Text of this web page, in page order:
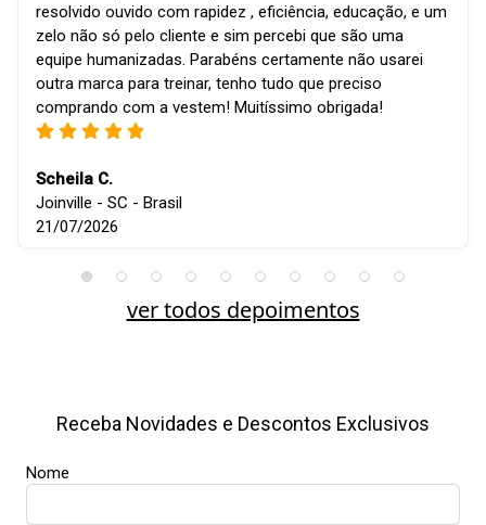
resolvido ouvido com rapidez , eficiência, educação, e um
zelo não só pelo cliente e sim percebi que são uma
equipe humanizadas. Parabéns certamente não usarei
outra marca para treinar, tenho tudo que preciso
comprando com a vestem! Muitíssimo obrigada!
Scheila C.
Joinville - SC - Brasil
21/07/2026
ver todos depoimentos
Receba Novidades e Descontos Exclusivos
Nome